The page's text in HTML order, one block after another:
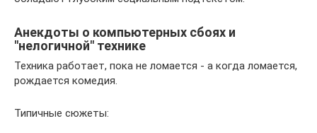
Анекдоты о компьютерных сбоях и
"нелогичной" технике
Техника работает, пока не ломается - а когда ломается,
рождается комедия.
Типичные сюжеты: